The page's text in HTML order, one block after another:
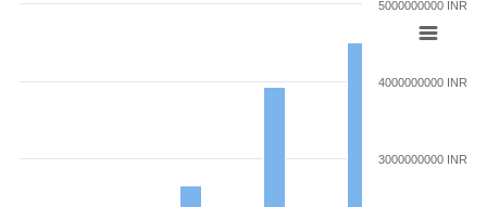
3000000000 INR
4000000000 INR
5000000000 INR